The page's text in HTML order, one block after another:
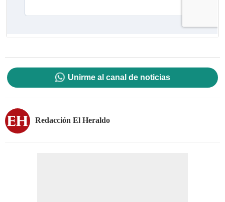
Unirme al canal de noticias
Redacción El Heraldo